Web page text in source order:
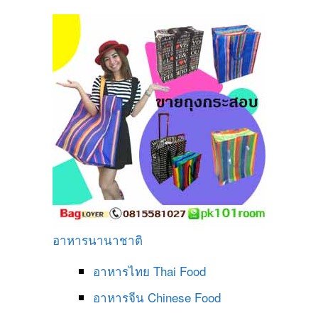
อาหารนานาชาติ
อาหารไทย Thai Food
อาหารจีน Chinese Food